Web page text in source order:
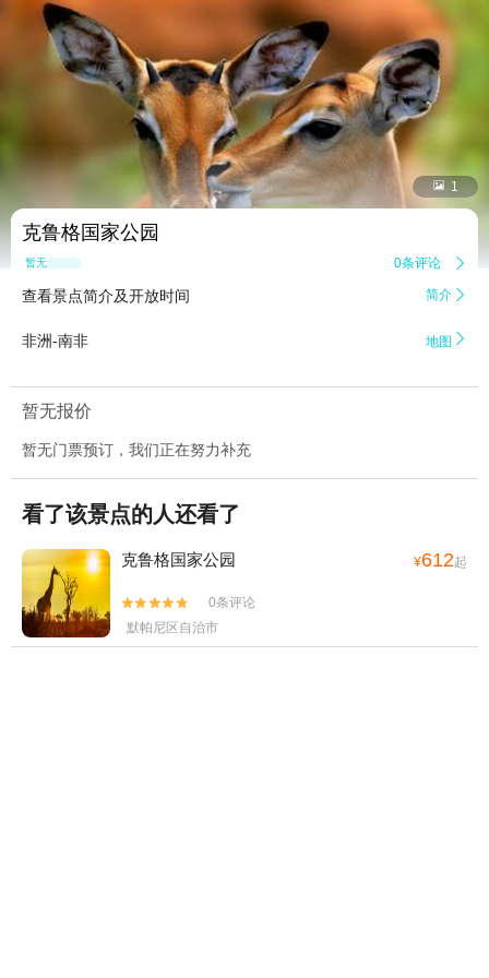
 1
克鲁格国家公园
暂无点评 0条评论 
查看景点简介及开放时间 简介 
非洲-南非 地图 
暂无报价
暂无门票预订，我们正在努力补充
看了该景点的人还看了
克鲁格国家公园 ¥612起


0条评论
默帕尼区自治市